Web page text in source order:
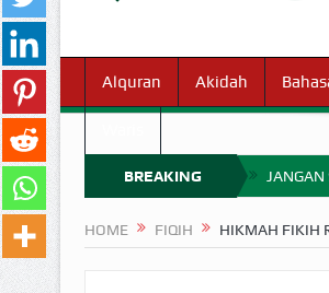
Alquran Akidah
BREAKING
NEWS
HOME FIQIH HIKMAH FIKIH